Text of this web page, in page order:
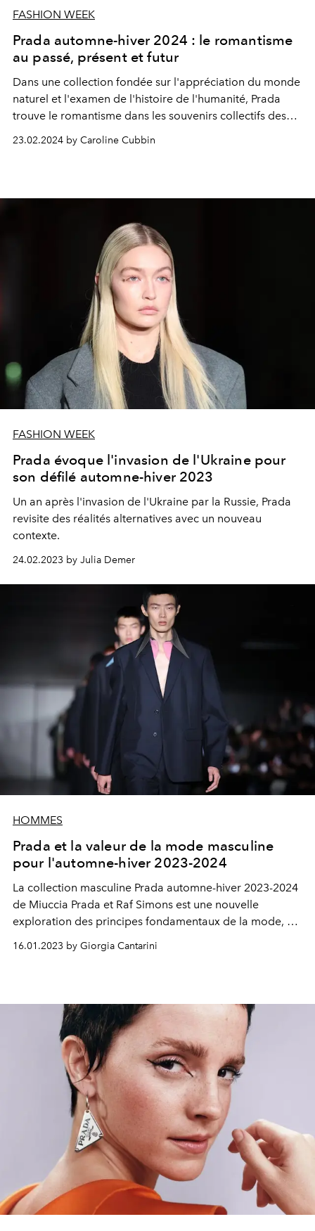
FASHION WEEK
Prada automne-hiver 2024 : le romantisme
au passé, présent et futur
Dans une collection fondée sur l'appréciation du monde
naturel et l'examen de l'histoire de l'humanité, Prada
trouve le romantisme dans les souvenirs collectifs des
époques passées de la mode pour sa collection
automne-hiver 2024.
23.02.2024 by Caroline Cubbin
FASHION WEEK
Prada évoque l'invasion de l'Ukraine pour
son défilé automne-hiver 2023
Un an après l'invasion de l'Ukraine par la Russie, Prada
revisite des réalités alternatives avec un nouveau
contexte.
24.02.2023 by Julia Demer
HOMMES
Prada et la valeur de la mode masculine
pour l'automne-hiver 2023-2024
La collection masculine Prada automne-hiver 2023-2024
de Miuccia Prada et Raf Simons est une nouvelle
exploration des principes fondamentaux de la mode, du
rôle de la robe, de l'habillage et de l'expression. Entre le
tailleur de Miuccia et les lointains échos souterrains du
16.01.2023 by Giorgia Cantarini